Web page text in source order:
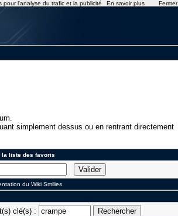
simplement dessus ou en rentrant directement
la liste des favoris
du Wiki Smilies
clé(s) :
pour l'analyse du trafic et la publicité En savoir plus Fermer